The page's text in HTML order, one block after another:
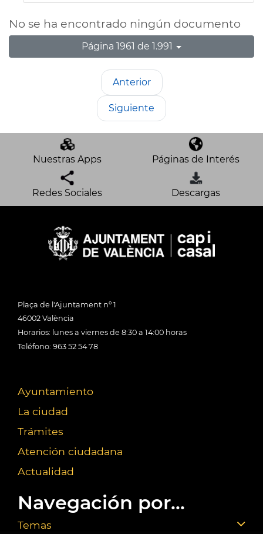
No se ha encontrado ningún documento
Página 1961 de 1.991
Anterior
Siguiente
Nuestras Apps Páginas de Interés
Redes Sociales Descargas
Plaça de l'Ajuntament nº 1
46002 València
Horarios: lunes a viernes de 8:30 a 14:00 horas
Teléfono: 963 52 54 78
Ayuntamiento
La ciudad
Trámites
Atención ciudadana
Actualidad
Navegación por...
Temas